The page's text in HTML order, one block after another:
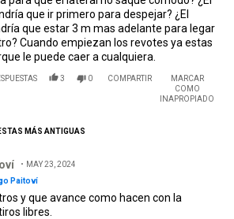
que ir primero para despejar? ¿El
que estar 3 m mas adelante para legar
Cuando empiezan los revotes ya estas
le puede caer a cualquiera.
3 0 COMPARTIR
MARCAR
COMO
INAPROPIADO
MÁS ANTIGUAS
MAY 23, 2024
Paitoví
y que avance como hacen con la
libres.